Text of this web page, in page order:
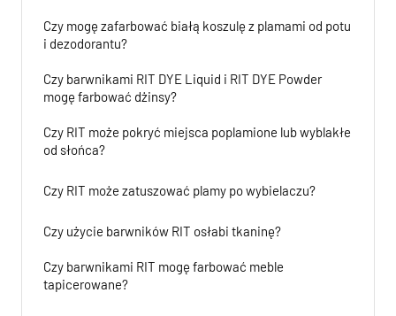
Czy mogę zafarbować białą koszulę z plamami od potu
i dezodorantu?
Czy barwnikami RIT DYE Liquid i RIT DYE Powder
mogę farbować dżinsy?
Czy RIT może pokryć miejsca poplamione lub wyblakłe
od słońca?
Czy RIT może zatuszować plamy po wybielaczu?
Czy użycie barwników RIT osłabi tkaninę?
Czy barwnikami RIT mogę farbować meble
tapicerowane?